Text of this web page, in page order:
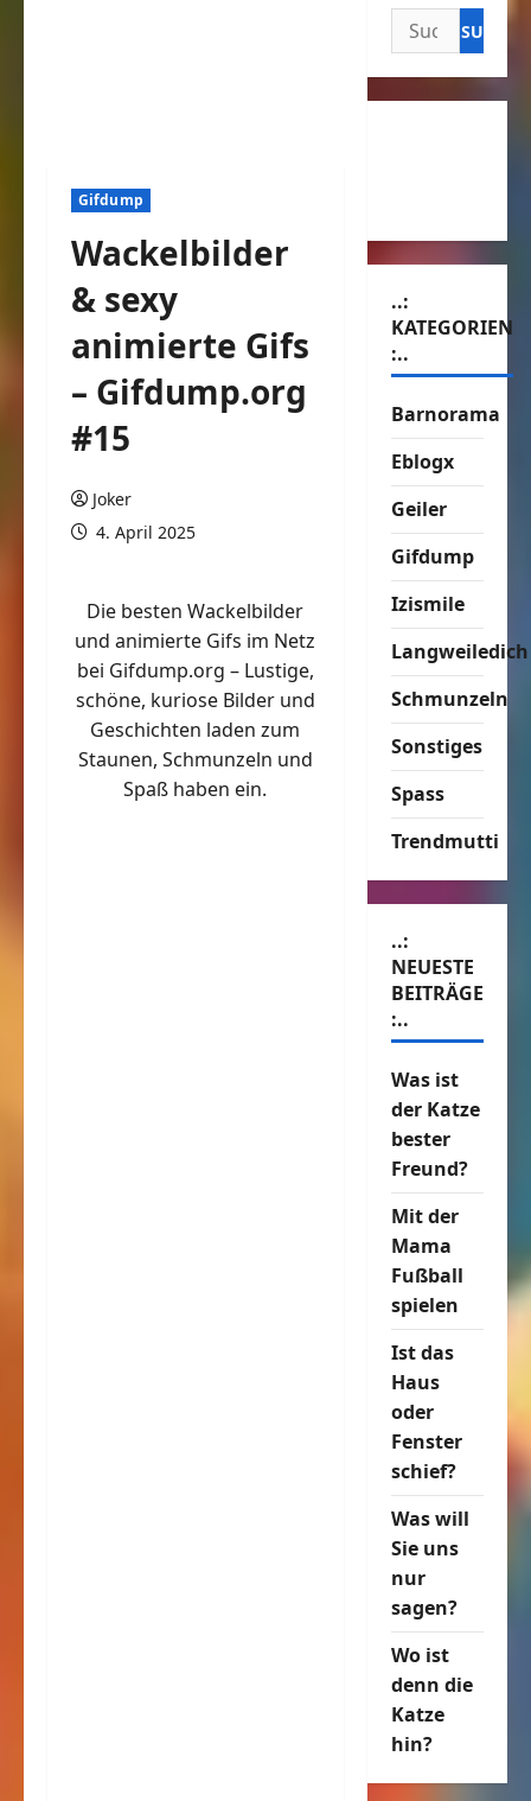
Gifdump
Wackelbilder
& sexy
animierte Gifs
– Gifdump.org
#15
Joker
4. April 2025
Die besten Wackelbilder
und animierte Gifs im Netz
bei Gifdump.org – Lustige,
schöne, kuriose Bilder und
Geschichten laden zum
Staunen, Schmunzeln und
Spaß haben ein.
Suchen
nach:
..:
KATEGORIEN
:..
Barnorama
Eblogx
Geiler
Gifdump
Izismile
Langweiledich
Schmunzeln
Sonstiges
Spass
Trendmutti
..:
NEUESTE
BEITRÄGE
:..
Was ist
der Katze
bester
Freund?
Mit der
Mama
Fußball
spielen
Ist das
Haus
oder
Fenster
schief?
Was will
Sie uns
nur
sagen?
Wo ist
denn die
Katze
hin?